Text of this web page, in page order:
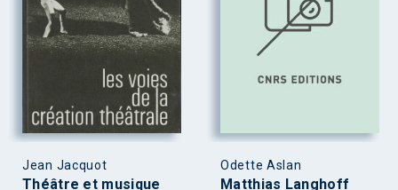
Jean Jacquot
Théâtre et musique
Odette Aslan
Matthias Langhoff